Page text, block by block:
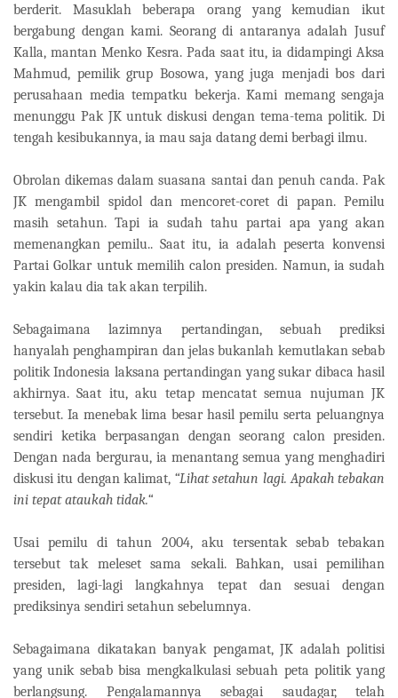
berderit. Masuklah beberapa orang yang kemudian ikut
bergabung dengan kami. Seorang di antaranya adalah Jusuf
Kalla, mantan Menko Kesra. Pada saat itu, ia didampingi Aksa
Mahmud, pemilik grup Bosowa, yang juga menjadi bos dari
perusahaan media tempatku bekerja. Kami memang sengaja
menunggu Pak JK untuk diskusi dengan tema-tema politik. Di
tengah kesibukannya, ia mau saja datang demi berbagi ilmu.
Obrolan dikemas dalam suasana santai dan penuh canda. Pak
JK mengambil spidol dan mencoret-coret di papan. Pemilu
masih setahun. Tapi ia sudah tahu partai apa yang akan
memenangkan pemilu.. Saat itu, ia adalah peserta konvensi
Partai Golkar untuk memilih calon presiden. Namun, ia sudah
yakin kalau dia tak akan terpilih.
Sebagaimana lazimnya pertandingan, sebuah prediksi
hanyalah penghampiran dan jelas bukanlah kemutlakan sebab
politik Indonesia laksana pertandingan yang sukar dibaca hasil
akhirnya. Saat itu, aku tetap mencatat semua nujuman JK
tersebut. Ia menebak lima besar hasil pemilu serta peluangnya
sendiri ketika berpasangan dengan seorang calon presiden.
Dengan nada bergurau, ia menantang semua yang menghadiri
diskusi itu dengan kalimat, “Lihat setahun lagi. Apakah tebakan
ini tepat ataukah tidak.“
Usai pemilu di tahun 2004, aku tersentak sebab tebakan
tersebut tak meleset sama sekali. Bahkan, usai pemilihan
presiden, lagi-lagi langkahnya tepat dan sesuai dengan
prediksinya sendiri setahun sebelumnya.
Sebagaimana dikatakan banyak pengamat, JK adalah politisi
yang unik sebab bisa mengkalkulasi sebuah peta politik yang
berlangsung. Pengalamannya sebagai saudagar, telah